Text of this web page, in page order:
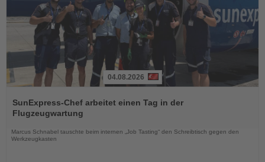
Sie
die
Nachrichten
04.08.2026
SunExpress-Chef arbeitet einen Tag in der
Flugzeugwartung
Marcus Schnabel tauschte beim internen „Job Tasting“ den Schreibtisch gegen den
Werkzeugkasten